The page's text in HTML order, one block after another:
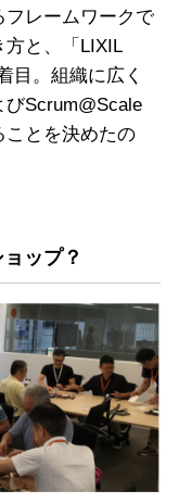
フレームワークで
と、「LIXIL
目。組織に広く
Scrum@Scale
ことを決めたの
ップ？